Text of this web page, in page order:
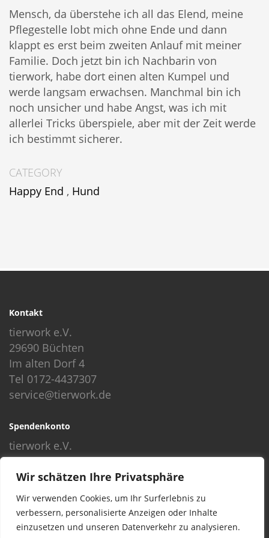
Wir schätzen Ihre Privatsphäre
Wir verwenden Cookies, um Ihr Surferlebnis zu
verbessern, personalisierte Anzeigen oder Inhalte
einzusetzen und unseren Datenverkehr zu analysieren.
Mensch, da überstehe ich all das Elend, meine
Pflegestelle lobt mich ohne Ende und dann
klappt es erst beim zweiten Anlauf mit meiner
Familie. Doch jetzt bin ich Nachbarin von
tierwork, habe dort einen alten Kumpel und
werde langsam erwachsen. Manchmal bin ich
noch unsicher und habe Angst, was ich mit
allerlei Tricks überspiele, aber mit der Zeit werde
ich bestimmt sicherer.
CATEGORY
Happy End , Hund
Kontakt
tierwork e.V.
29690 Büchten
Im alten Dorf 4
Tel 0172-4437307
service@tierwork.de
Spendenkonto
tierwork e.V.
Volksbank
BLZ: 24060300
Konto: 4902218000
IBAN: DE68240603004902218000
BIC: GENODEF1NBU